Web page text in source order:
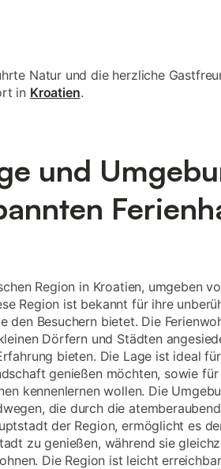
Natur und die herzliche
in Kroatien.
und
Region in Kroatien, umgeben
Region ist bekannt für ihre
den Besuchern bietet. Die
Dörfern und Städten
bieten. Die Lage ist ideal
genießen möchten, sowie
kennenlernen wollen. Die
die durch die
der Region, ermöglicht es
zu genießen, während sie
Die Region ist leicht